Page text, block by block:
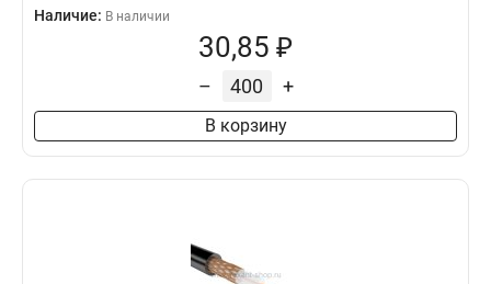
Наличие: В наличии
30,85 ₽
– +
В корзину